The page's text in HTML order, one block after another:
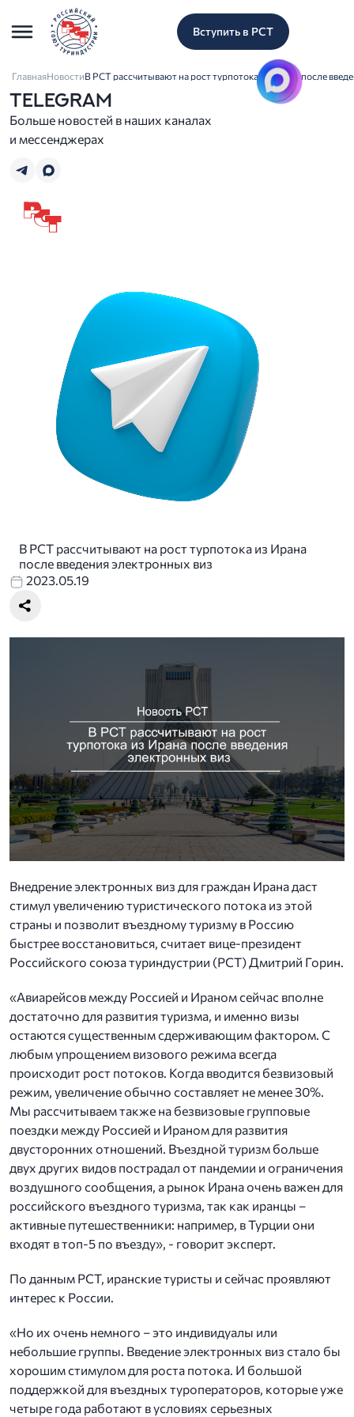
Вступить в РСТ
ГлавнаяНовостиВ РСТ рассчитывают на рост турпотока из Ирана после
TELEGRAM
Больше новостей в наших каналах
и мессенджерах
В РСТ рассчитывают на рост турпотока из Ирана
после введения электронных виз
2023.05.19
Внедрение электронных виз для граждан Ирана даст
стимул увеличению туристического потока из этой
страны и позволит въездному туризму в Россию
быстрее восстановиться, считает вице-президент
Российского союза туриндустрии (РСТ) Дмитрий Горин.
«Авиарейсов между Россией и Ираном сейчас вполне
достаточно для развития туризма, и именно визы
остаются существенным сдерживающим фактором. С
любым упрощением визового режима всегда
происходит рост потоков. Когда вводится безвизовый
режим, увеличение обычно составляет не менее 30%.
Мы рассчитываем также на безвизовые групповые
поездки между Россией и Ираном для развития
двусторонних отношений. Въездной туризм больше
двух других видов пострадал от пандемии и ограничения
воздушного сообщения, а рынок Ирана очень важен для
российского въездного туризма, так как иранцы –
активные путешественники: например, в Турции они
входят в топ-5 по въезду», - говорит эксперт.
По данным РСТ, иранские туристы и сейчас проявляют
интерес к России.
«Но их очень немного – это индивидуалы или
небольшие группы. Введение электронных виз стало бы
хорошим стимулом для роста потока. И большой
поддержкой для въездных туроператоров, которые уже
четыре года работают в условиях серьезных